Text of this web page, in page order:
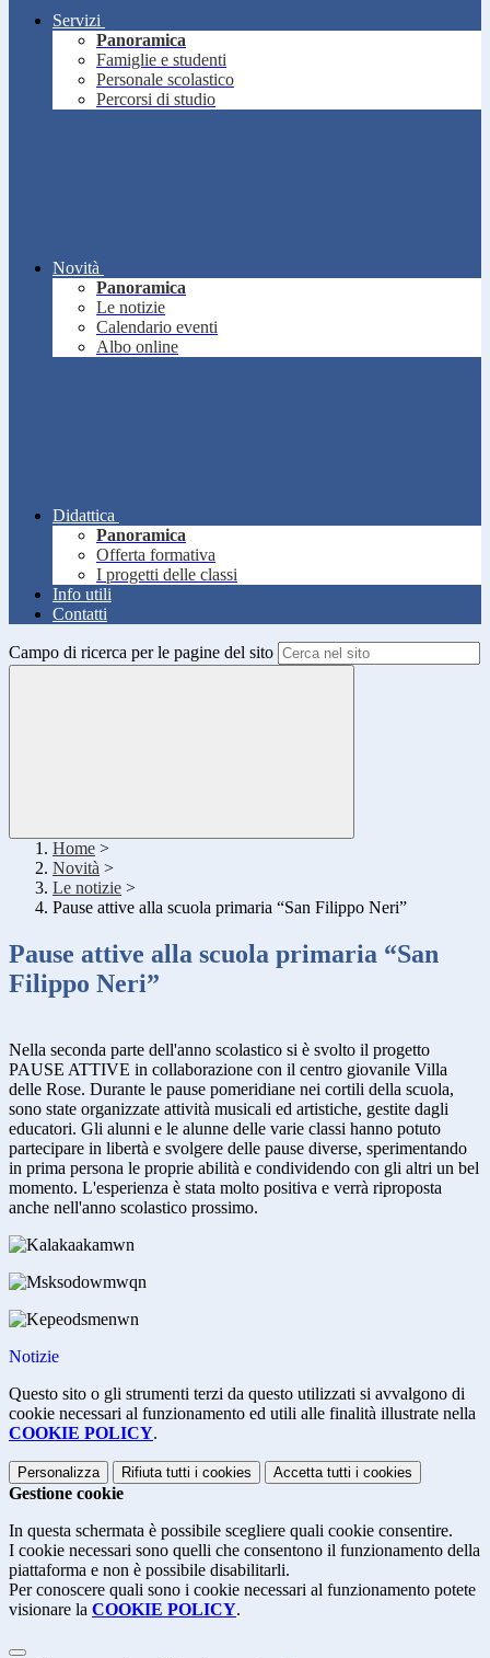
Servizi
Panoramica
Famiglie e studenti
Personale scolastico
Percorsi di studio
Novità
Panoramica
Le notizie
Calendario eventi
Albo online
Didattica
Panoramica
Offerta formativa
I progetti delle classi
Info utili
Contatti
Campo di ricerca per le pagine del sito
Home >
Novità >
Le notizie >
Pause attive alla scuola primaria “San Filippo Neri”
Pause attive alla scuola primaria “San
Filippo Neri”
Nella seconda parte dell'anno scolastico si è svolto il progetto
PAUSE ATTIVE in collaborazione con il centro giovanile Villa
delle Rose. Durante le pause pomeridiane nei cortili della scuola,
sono state organizzate attività musicali ed artistiche, gestite dagli
educatori. Gli alunni e le alunne delle varie classi hanno potuto
partecipare in libertà e svolgere delle pause diverse, sperimentando
in prima persona le proprie abilità e condividendo con gli altri un bel
momento. L'esperienza è stata molto positiva e verrà riproposta
anche nell'anno scolastico prossimo.
Notizie
Questo sito o gli strumenti terzi da questo utilizzati si avvalgono di
cookie necessari al funzionamento ed utili alle finalità illustrate nella
COOKIE POLICY.
Personalizza Rifiuta tutti i cookies Accetta tutti i cookies
Gestione cookie
In questa schermata è possibile scegliere quali cookie consentire.
I cookie necessari sono quelli che consentono il funzionamento della
piattaforma e non è possibile disabilitarli.
Per conoscere quali sono i cookie necessari al funzionamento potete
visionare la COOKIE POLICY.